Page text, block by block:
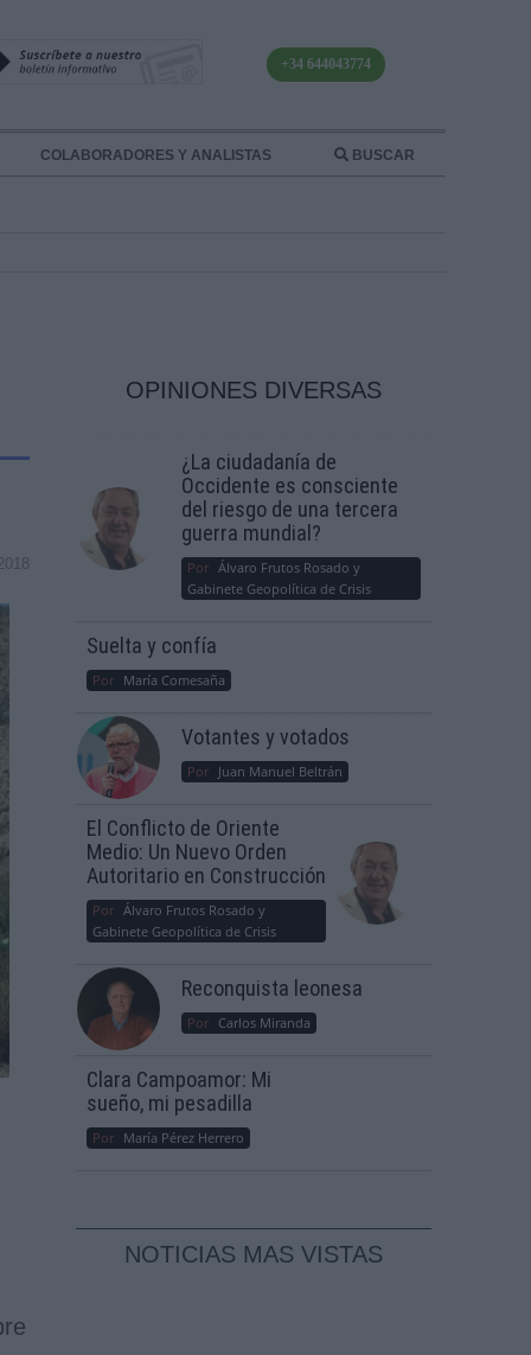
+34 644043774
COLABORADORES Y ANALISTAS BUSCAR
OPINIONES DIVERSAS
¿La ciudadanía de
Occidente es consciente
del riesgo de una tercera
guerra mundial?
Por Álvaro Frutos Rosado y
Gabinete Geopolítica de Crisis
Suelta y confía
Por María Comesaña
Votantes y votados
Por Juan Manuel Beltrán
El Conflicto de Oriente
Medio: Un Nuevo Orden
Autoritario en Construcción
Por Álvaro Frutos Rosado y
Gabinete Geopolítica de Crisis
Reconquista leonesa
Por Carlos Miranda
Clara Campoamor: Mi
sueño, mi pesadilla
Por María Pérez Herrero
NOTICIAS MAS VISTAS